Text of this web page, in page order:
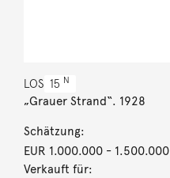
LOS 15 N
„Grauer Strand“. 1928
Schätzung:
EUR 1.000.000- 1.500.000
Verkauft für: